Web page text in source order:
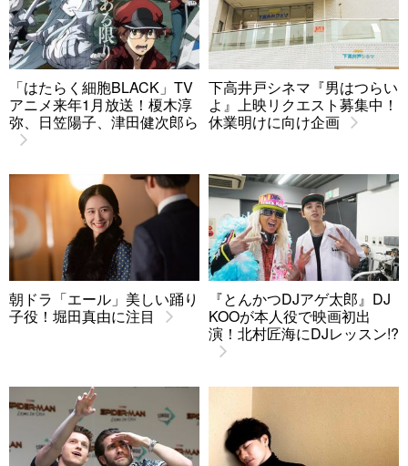
「はたらく細胞BLACK」TV
アニメ来年1月放送！榎木淳
弥、日笠陽子、津田健次郎ら
下高井戸シネマ『男はつらい
よ』上映リクエスト募集中！
休業明けに向け企画
朝ドラ「エール」美しい踊り
子役！堀田真由に注目
『とんかつDJアゲ太郎』DJ
KOOが本人役で映画初出
演！北村匠海にDJレッスン!?